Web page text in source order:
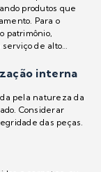
produtos que
Para o
patrimônio,
de alto
interna
pela natureza da
Considerar
das peças.